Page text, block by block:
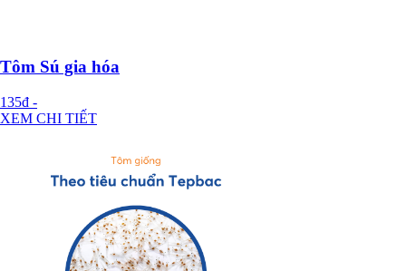
Tôm Sú gia hóa
135đ -
XEM CHI TIẾT